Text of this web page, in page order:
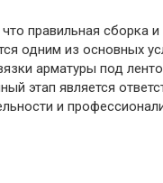
правильная сборка и
одним из основных
арматуры под
этап является
и